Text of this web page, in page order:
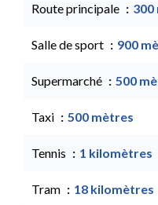
Route principale 300
Salle de sport 900
Supermarché 500
Taxi 500 mètres
Tennis 1 kilomètres
Tram 18 kilomètres